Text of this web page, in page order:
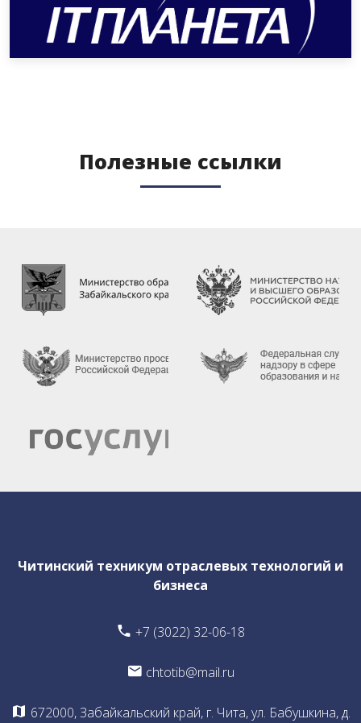
Полезные ссылки
Читинский техникум отраслевых технологий и
бизнеса
+7 (3022) 32-06-18
chtotib@mail.ru
672000, Забайкальский край, г. Чита, ул. Бабушкина, д.